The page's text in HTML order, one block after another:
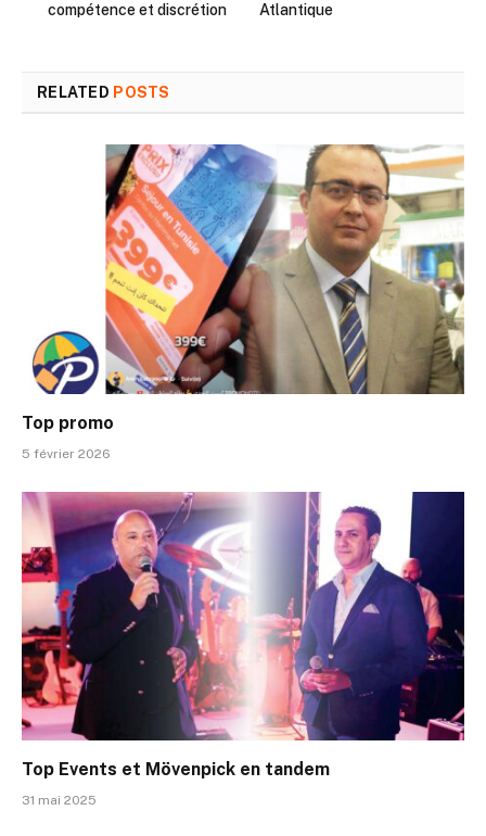
compétence et discrétion
Atlantique
RELATED POSTS
Top promo
5 février 2026
Top Events et Mövenpick en tandem
31 mai 2025